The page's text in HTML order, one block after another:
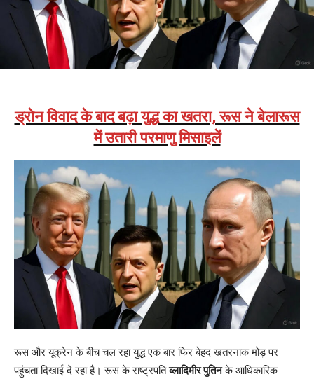
ड्रोन विवाद के बाद बढ़ा युद्ध का खतरा, रूस ने बेलारूस
में उतारी परमाणु मिसाइलें
रूस और यूक्रेन के बीच चल रहा युद्ध एक बार फिर बेहद खतरनाक मोड़ पर
पहुंचता दिखाई दे रहा है। रूस के राष्ट्रपतिव्लादिमीर पुतिनके आधिकारिक